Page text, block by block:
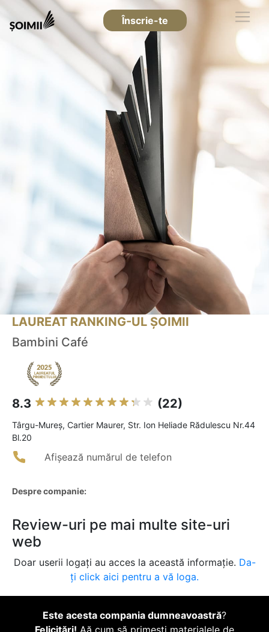
Înscrie-te
LAUREAT RANKING-UL ȘOIMII
Bambini Café
8.3 (22)
Târgu-Mureş, Cartier Maurer, Str. Ion Heliade Rădulescu Nr.44
Bl.20
Afișează numărul de telefon
Despre companie:
Review-uri pe mai multe site-uri
web
Doar userii logați au acces la această informație. Da-
ți click aici pentru a vă loga.
Este acesta compania dumneavoastră?